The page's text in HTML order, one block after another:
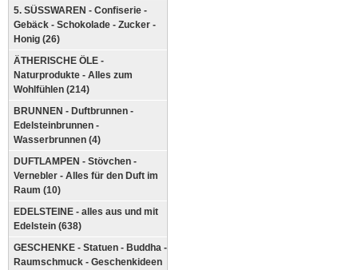
5. SÜSSWAREN - Confiserie -
Gebäck - Schokolade - Zucker -
Honig (26)
ÄTHERISCHE ÖLE -
Naturprodukte - Alles zum
Wohlfühlen (214)
BRUNNEN - Duftbrunnen -
Edelsteinbrunnen -
Wasserbrunnen (4)
DUFTLAMPEN - Stövchen -
Vernebler - Alles für den Duft im
Raum (10)
EDELSTEINE - alles aus und mit
Edelstein (638)
GESCHENKE - Statuen - Buddha -
Raumschmuck - Geschenkideen